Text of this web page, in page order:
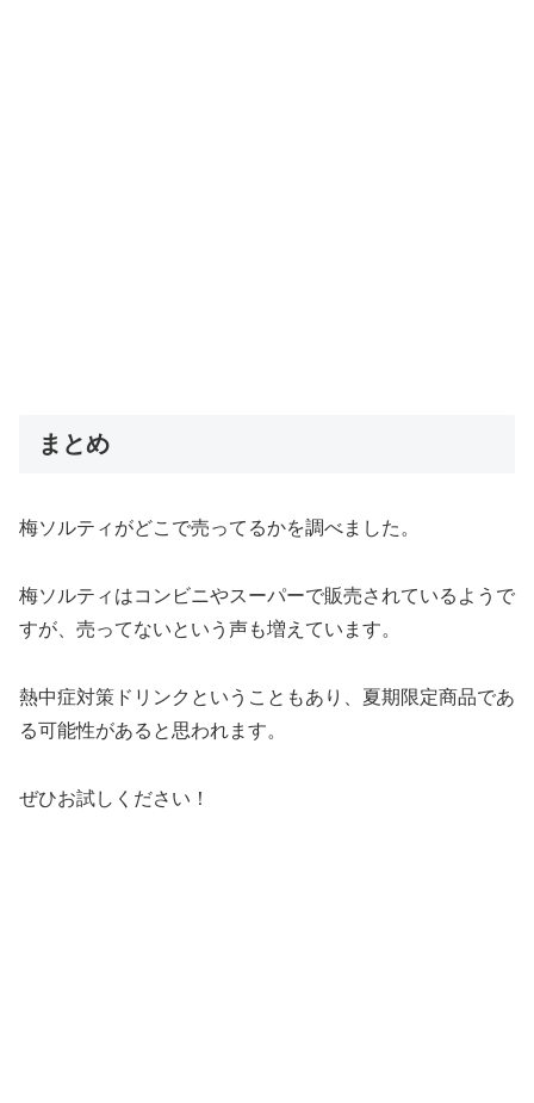
まとめ
梅ソルティがどこで売ってるかを調べました。
梅ソルティはコンビニやスーパーで販売されているようで
すが、売ってないという声も増えています。
熱中症対策ドリンクということもあり、夏期限定商品であ
る可能性があると思われます。
ぜひお試しください！